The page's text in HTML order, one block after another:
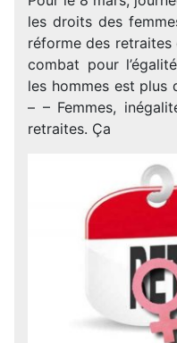
les droits des
réforme des retraites
combat pour
les hommes est plus
– – Femmes,
retraites. Ça